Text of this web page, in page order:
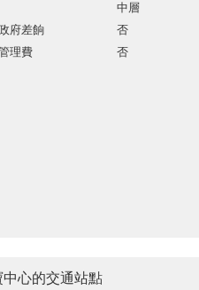
中層
府差餉
否
理費
否
中心的交通站點